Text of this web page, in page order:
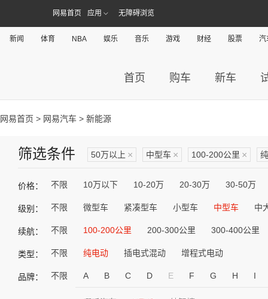
网易首页 应用 无障碍浏览
新闻 体育 NBA 娱乐 音乐 游戏 财经 股票 汽
首页 购车 新车
网易首页 > 网易汽车 > 新能源
筛选条件 50万以上 × 中型车 × 100-200公里 ×
价格： 不限 10万以下 10-20万 20-30万 30-50万
级别： 不限 微型车 紧凑型车 小型车 中型车 中
续航： 不限 100-200公里 200-300公里 300-400公里
类型： 不限 纯电动 插电式混动 增程式电动
品牌： 不限 A B C D E F G H I